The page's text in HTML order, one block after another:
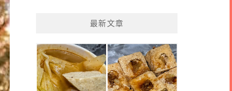
最新文章